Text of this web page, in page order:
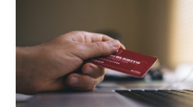
suplanta
a
Agencia